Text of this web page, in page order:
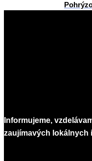
Informujeme,
zaujímavých lokálnych